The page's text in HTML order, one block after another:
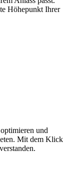
Höhepunkt Ihrer
und
Mit dem Klick